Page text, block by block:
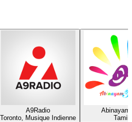
A9Radio
Toronto, Musique Indienne
Abinayam
Tamil